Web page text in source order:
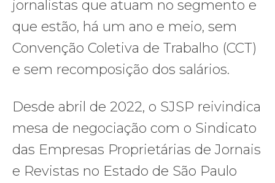
jornalistas que atuam no segmento e
que estão, há um ano e meio, sem
Convenção Coletiva de Trabalho (CCT)
e sem recomposição dos salários.
Desde abril de 2022, o SJSP reivindica
mesa de negociação com o Sindicato
das Empresas Proprietárias de Jornais
e Revistas no Estado de São Paulo